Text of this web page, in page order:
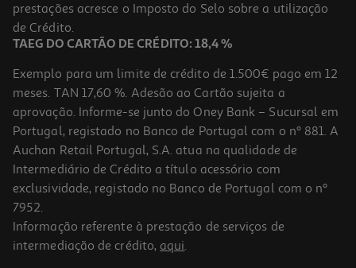
1,29 €
prestações acresce o Imposto do Selo sobre a utilização
de Crédito.
TAEG DO CARTÃO DE CRÉDITO: 18,4 %
Exemplo para um limite de crédito de 1.500€ pago em 12
meses. TAN 17,60 %. Adesão ao Cartão sujeita a
aprovação. Informe-se junto do Oney Bank – Sucursal em
Portugal, registado no Banco de Portugal com o nº 881. A
Auchan Retail Portugal, S.A. atua na qualidade de
Intermediário de Crédito a título acessório com
exclusividade, registado no Banco de Portugal com o nº
7952.
Informação referente à prestação de serviços de
intermediação de crédito, aqui.